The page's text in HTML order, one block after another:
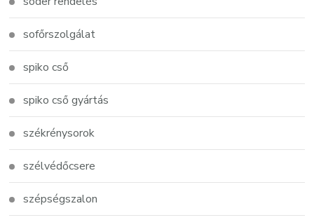
sofőrszolgálat
spiko cső
spiko cső gyártás
székrénysorok
szélvédőcsere
szépségszalon